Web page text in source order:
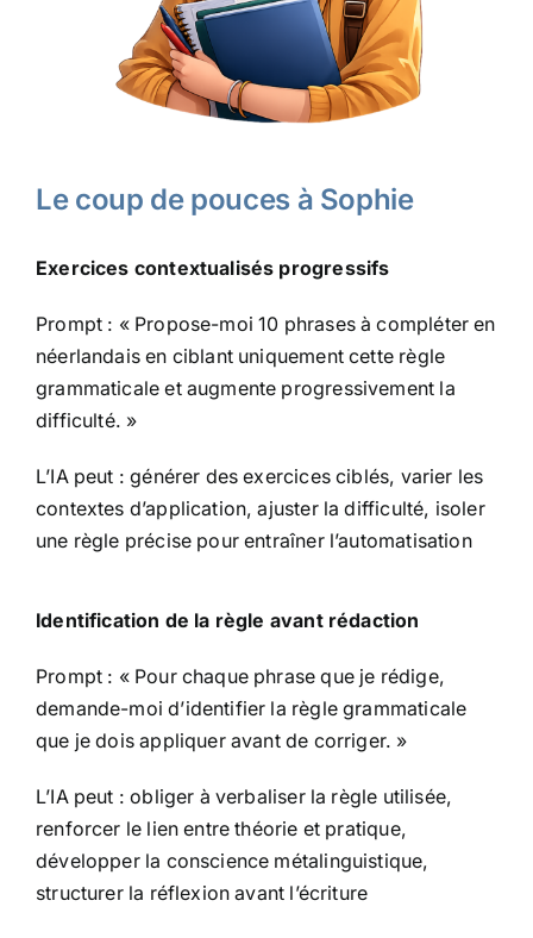
Le coup de pouces à Sophie
Exercices contextualisés progressifs
Prompt : « Propose-moi 10 phrases à compléter en
néerlandais en ciblant uniquement cette règle
grammaticale et augmente progressivement la
difficulté. »
L’IA peut : générer des exercices ciblés, varier les
contextes d’application, ajuster la difficulté, isoler
une règle précise pour entraîner l’automatisation
Identification de la règle avant rédaction
Prompt : « Pour chaque phrase que je rédige,
demande-moi d’identifier la règle grammaticale
que je dois appliquer avant de corriger. »
L’IA peut : obliger à verbaliser la règle utilisée,
renforcer le lien entre théorie et pratique,
développer la conscience métalinguistique,
structurer la réflexion avant l’écriture